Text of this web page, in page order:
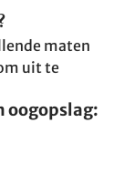
maten
uit te
oogopslag: